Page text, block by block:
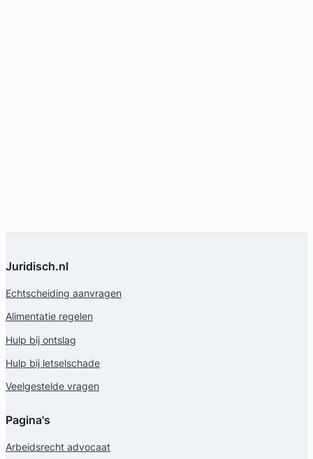
Juridisch.nl
Echtscheiding aanvragen
Alimentatie regelen
Hulp bij ontslag
Hulp bij letselschade
Veelgestelde vragen
Pagina's
Arbeidsrecht advocaat